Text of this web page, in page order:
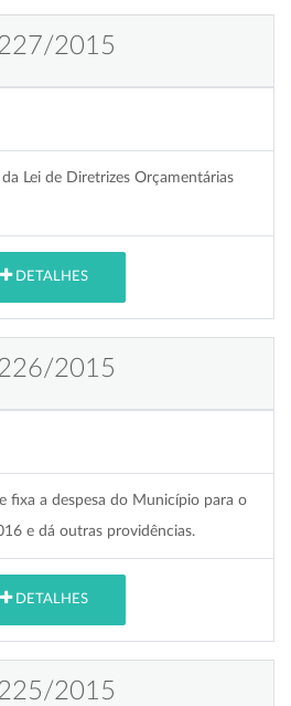
2015
Lei de Diretrizes Orçamentárias
DETALHES
2015
fixa a despesa do Município para o
e dá outras providências.
DETALHES
2015